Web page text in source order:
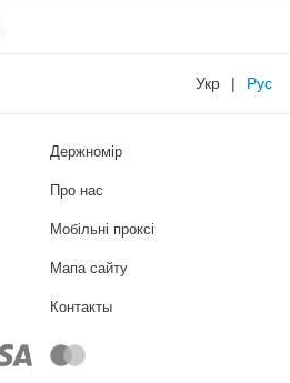
Укр | Рус
Держномір
Про нас
Мобільні проксі
Мапа сайту
Контакты